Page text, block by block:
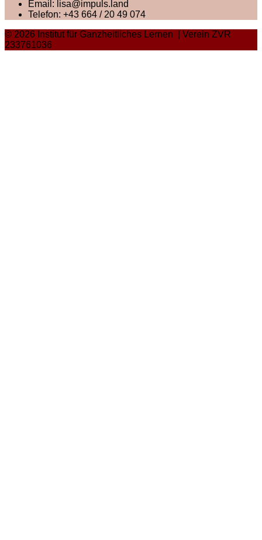
Email: lisa@impuls.land
Telefon: +43 664 / 20 49 074
© 2026 Institut für Ganzheitliches Lernen | Verein ZVR
233761036